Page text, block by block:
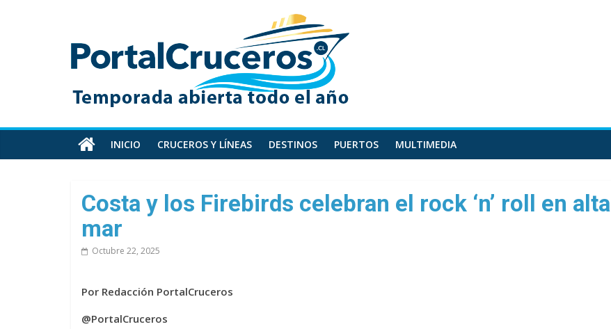
PortalCruceros
Toda
información
cruceros
en
un
sitio
INICIO CRUCEROS Y LÍNEAS DESTINOS PUERTOS MULTIMEDIA
Costa y los Firebirds celebran el rock ‘n’ roll en alta
mar
Octubre 22, 2025
Por Redacción PortalCruceros
@PortalCruceros